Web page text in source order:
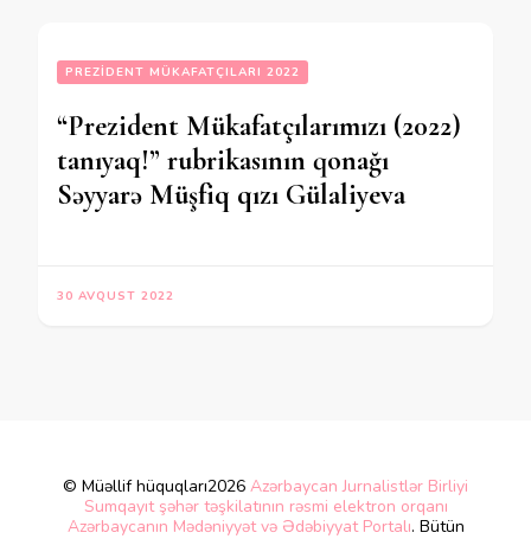
PREZIDENT MÜKAFATÇILARI 2022
“Prezident Mükafatçılarımızı (2022)
tanıyaq!” rubrikasının qonağı
Səyyarə Müşfiq qızı Gülaliyeva
30 AVQUST 2022
© Müəllif hüquqları2026 Azərbaycan Jurnalistlər Birliyi
Sumqayıt şəhər təşkilatının rəsmi elektron orqanı
Azərbaycanın Mədəniyyət və Ədəbiyyat Portalı. Bütün